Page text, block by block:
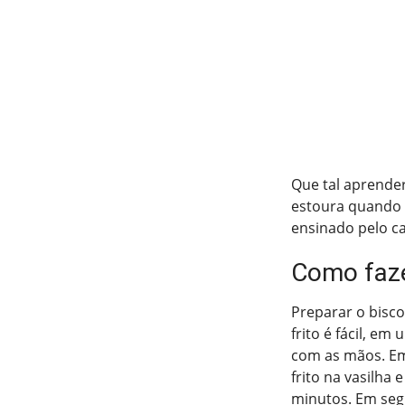
Que tal
estoura quando
ensinado pelo
Como
Preparar o
frito é fácil, em
com as mãos.
frito na vasilha
minutos. Em